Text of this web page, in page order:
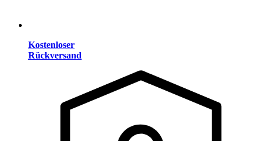
Kostenloser
Rückversand